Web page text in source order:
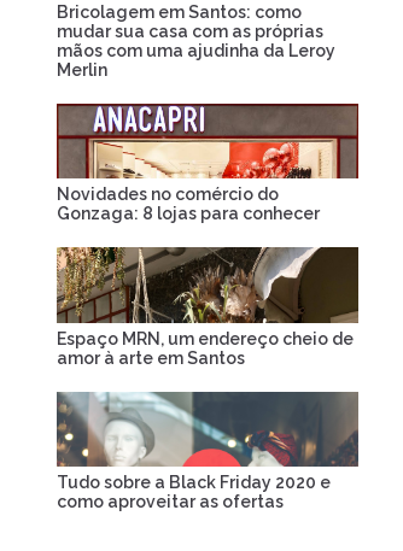
Bricolagem em Santos: como
mudar sua casa com as próprias
mãos com uma ajudinha da Leroy
Merlin
Novidades no comércio do
Gonzaga: 8 lojas para conhecer
Espaço MRN, um endereço cheio de
amor à arte em Santos
Tudo sobre a Black Friday 2020 e
como aproveitar as ofertas